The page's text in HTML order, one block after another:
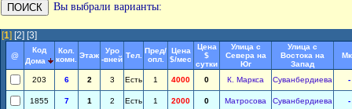
Вы выбрали варианты:
[1] [2] [3]
@
Код
Дома
Кол.
комн. Этаж
Уро
-вней Тел.
Пред/
опл.
Цена
$/мес
Цена
$
сутки
Улица с
Севера на
Юг
Улица с
Востока на
Запад
203 6 2 3 Есть 1 4000 0 К. Маркса Суванбердиева -
1855 7 1 2 Есть 1 2000 0 Матросова Суванбердиева -